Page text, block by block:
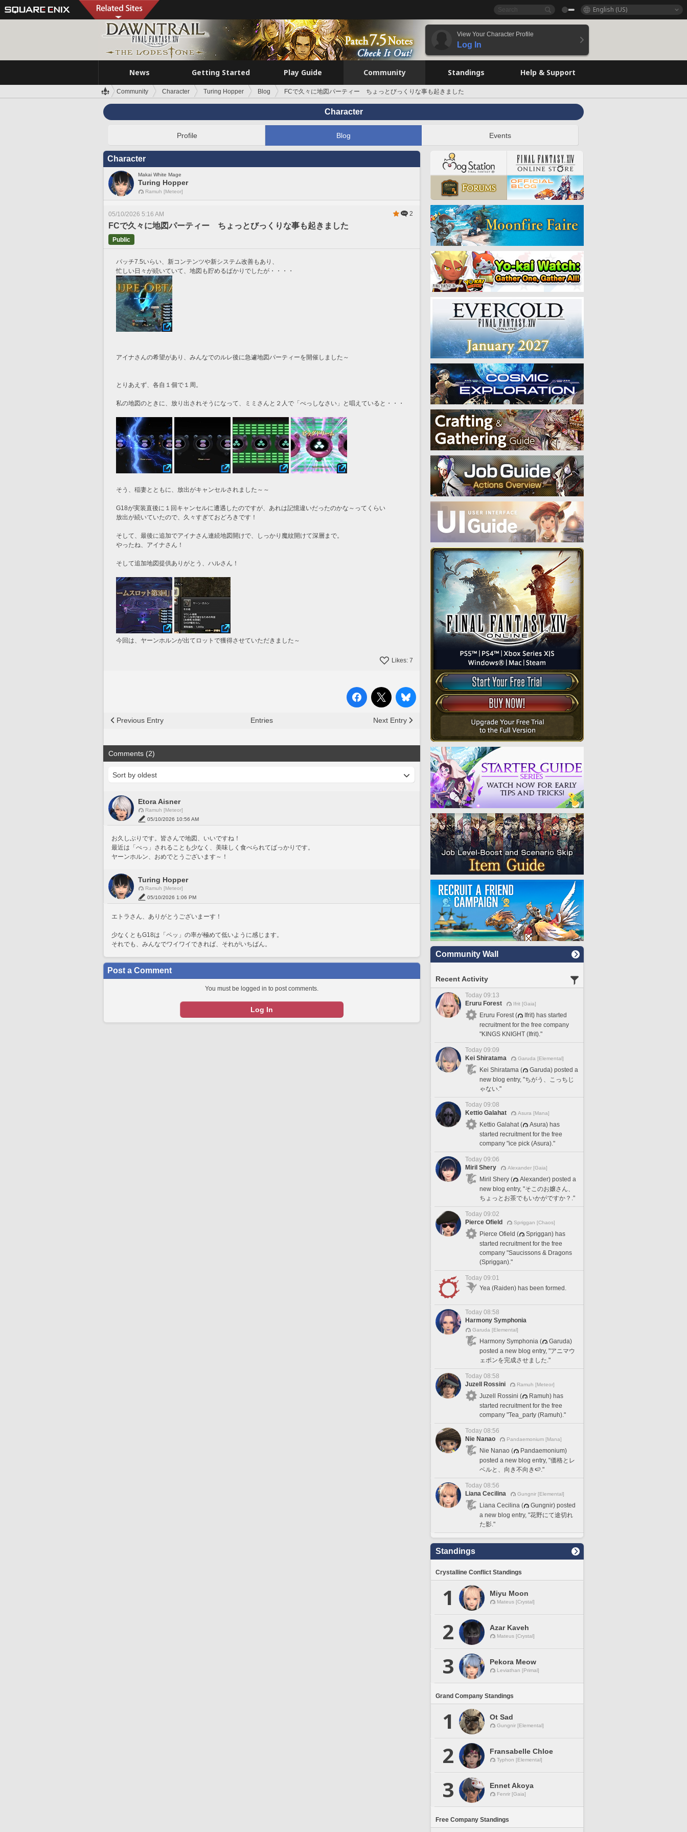
English (US)
View Your Character Profile
Log In
News Getting Started Play Guide Community Standings Help & Support
Community Character Turing Hopper Blog FCで久々に地図パーティー ちょっとびっくりな事も起きました
Character
Profile Blog Events
Character
Makai White Mage
Turing Hopper
Ramuh [Meteor]
05/10/2026 5:16 AM 2
FCで久々に地図パーティー ちょっとびっくりな事も起きました
Public
パッチ7.5いらい、新コンテンツや新システム改善もあり、
忙しい日々が続いていて、地図も貯めるばかりでしたが・・・・
アイナさんの希望があり、みんなでのルレ後に急遽地図パーティーを開催しました～
とりあえず、各自１個で１周。
私の地図のときに、放り出されそうになって、ミミさんと２人で「ぺっしなさい」と唱えていると・・・
そう、稲妻とともに、放出がキャンセルされました～～
G18が実装直後に１回キャンセルに遭遇したのですが、あれは記憶違いだったのかな～ってくらい
放出が続いていたので、久々すぎておどろきです！
そして、最後に追加でアイナさん連続地図開けで、しっかり魔紋開けて深層まで。
やったね、アイナさん！
そして追加地図提供ありがとう、ハルさん！
今回は、ヤーンホルンが出てロットで獲得させていただきました～
Likes: 7
Previous Entry Entries Next Entry
Comments (2)
Etora Aisner
Ramuh [Meteor]
05/10/2026 10:56 AM
お久しぶりです。皆さんで地図、いいですね！
最近は「ぺっ」されることも少なく、美味しく食べられてばっかりです。
ヤーンホルン、おめでとうございます～！
Turing Hopper
Ramuh [Meteor]
05/10/2026 1:06 PM
エトラさん、ありがとうございまーす！
少なくともG18は「ペッ」の率が極めて低いように感じます。
それでも、みんなでワイワイできれば、それがいちばん。
Post a Comment
You must be logged in to post comments.
Log In
Community Wall
Recent Activity
Today 09:13
Eruru Forest
Ifrit [Gaia]
Eruru Forest (
Ifrit) has started
recruitment for the free company
"KINGS KNIGHT (Ifrit)."
Today 09:09
Kei Shiratama
Garuda [Elemental]
Kei Shiratama (
Garuda) posted a
new blog entry, "ちがう、こっちじ
ゃない."
Today 09:08
Kettio Galahat
Asura [Mana]
Kettio Galahat (
Asura) has
started recruitment for the free
company "ice pick (Asura)."
Today 09:06
Miril Shery
Alexander [Gaia]
Miril Shery (
Alexander) posted a
new blog entry, "そこのお嬢さん、
ちょっとお茶でもいかがですか？."
Today 09:02
Pierce Ofield
Spriggan [Chaos]
Pierce Ofield (
Spriggan) has
started recruitment for the free
company "Saucissons & Dragons
(Spriggan)."
Today 09:01
Yea (Raiden) has been formed.
Today 08:58
Harmony Symphonia
Garuda [Elemental]
Harmony Symphonia (
Garuda)
posted a new blog entry, "アニマウ
ェポンを完成させました."
Today 08:58
Juzell Rossini
Ramuh [Meteor]
Juzell Rossini (
Ramuh) has
started recruitment for the free
company "Tea_party (Ramuh)."
Today 08:56
Nie Nanao
Pandaemonium [Mana]
Nie Nanao (
Pandaemonium)
posted a new blog entry, "価格とレ
ベルと、向き不向き🍉."
Today 08:56
Liana Cecilina
Gungnir [Elemental]
Liana Cecilina (
Gungnir) posted
a new blog entry, "花野にて途切れ
た影."
Standings
Crystalline Conflict Standings
1 Miyu Moon
Mateus [Crystal]
2 Azar Kaveh
Mateus [Crystal]
3 Pekora Meow
Leviathan [Primal]
Grand Company Standings
1 Ot Sad
Gungnir [Elemental]
2 Fransabelle Chloe
Typhon [Elemental]
3 Ennet Akoya
Fenrir [Gaia]
Free Company Standings